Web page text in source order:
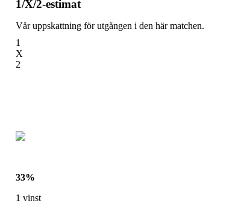
1/X/2-estimat
Vår uppskattning för utgången i den här matchen.
1
X
2
33%
1 vinst